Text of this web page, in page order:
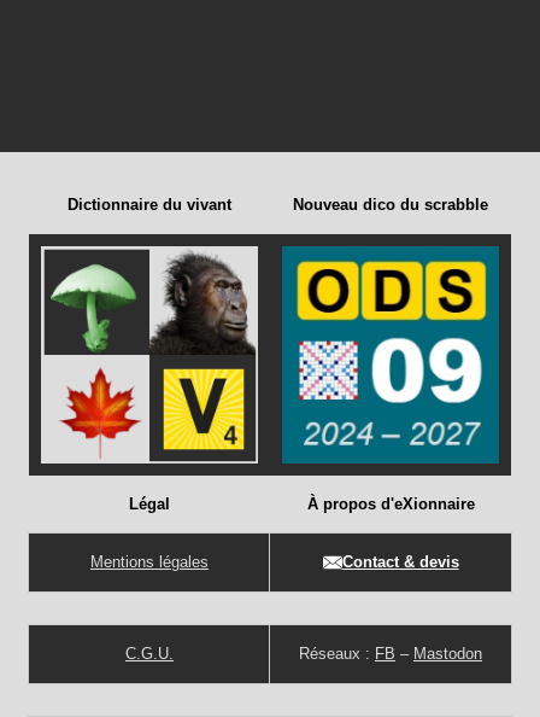
Dictionnaire du vivant Nouveau dico du scrabble
Légal
Mentions légales
C.G.U.
À propos d'eXionnaire
Contact & devis
Réseaux : FB – Mastodon